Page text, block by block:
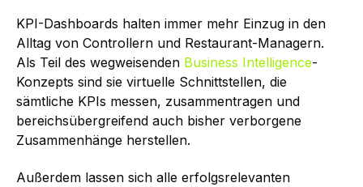
KPI-Dashboards halten immer mehr Einzug in den
Alltag von Controllern und Restaurant-Managern.
Als Teil des wegweisenden Business Intelligence-
Konzepts sind sie virtuelle Schnittstellen, die
sämtliche KPIs messen, zusammentragen und
bereichsübergreifend auch bisher verborgene
Zusammenhänge herstellen.
Außerdem lassen sich alle erfolgsrelevanten